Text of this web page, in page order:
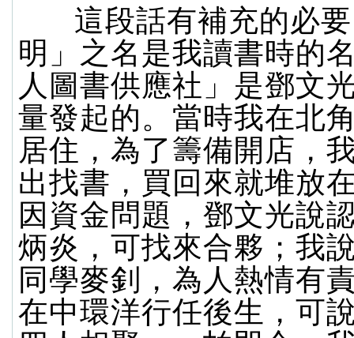
這段話有補充的必
明」之名是我讀書時的
人圖書供應社」是鄧文
量發起的。當時我在北
居住，為了籌備開店，
出找書，買回來就堆放
因資金問題，鄧文光說
炳炎，可找來合夥；我
同學麥釗，為人熱情有
在中環洋行任後生，可